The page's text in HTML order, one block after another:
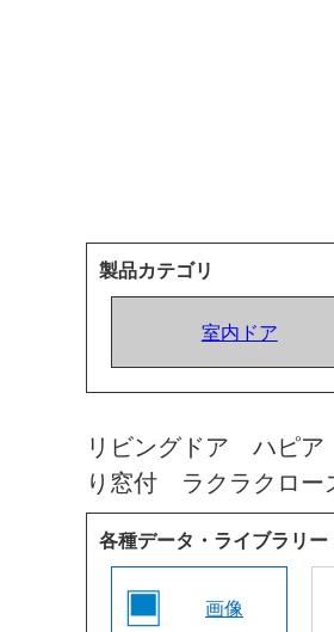
製品カテゴリ
室内ドア
リビングドア ハピ
り窓付 ラクラクロー
各種データ・ライブラリー
画像